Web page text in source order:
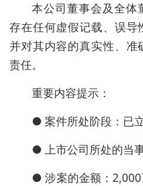
本公司董事会及全体
存在任何虚假记载、误导
并对其内容的真实性、
责任。
重要内容提示：
● 案件所处阶段：已
● 上市公司所处的当
● 涉案的金额：